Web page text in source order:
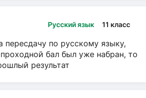
Русский язык 11 класс
пересдачу по русскому языку,
бал был уже набран, то
результат